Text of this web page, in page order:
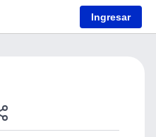
Ingresar